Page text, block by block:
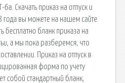
Скачать приказ на отпуск и
года вы можете на нашем сайте
бесплатно бланк приказа на
а мы пока разберемся, что
Приказ на отпуск в
форма по учету
собой стандартный бланк,